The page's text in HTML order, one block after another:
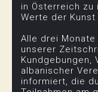
in Österreich zu
Werte der
Alle drei
unserer
Kundgebungen,
albanischer
informiert, die